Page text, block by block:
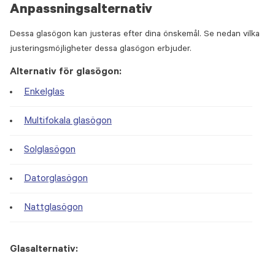
Anpassningsalternativ
Dessa glasögon kan justeras efter dina önskemål. Se nedan vilka
justeringsmöjligheter dessa glasögon erbjuder.
Alternativ för glasögon:
Enkelglas
Multifokala glasögon
Solglasögon
Datorglasögon
Nattglasögon
Glasalternativ: